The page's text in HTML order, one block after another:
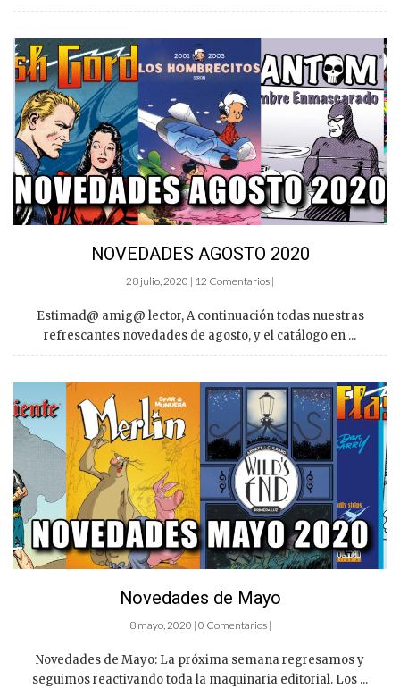
NOVEDADES AGOSTO 2020
28 julio, 2020 | 12 Comentarios |
Estimad@ amig@ lector, A continuación todas nuestras
refrescantes novedades de agosto, y el catálogo en ...
Novedades de Mayo
8 mayo, 2020 | 0 Comentarios |
Novedades de Mayo: La próxima semana regresamos y
seguimos reactivando toda la maquinaria editorial. Los ...